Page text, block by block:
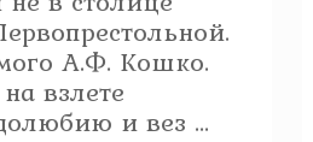
А.Ф. Кошко.
взлете
и вез ...